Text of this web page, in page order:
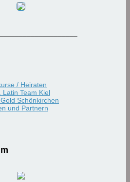
/ Heiraten
Latin Team Kiel
Schönkirchen
und Partnern